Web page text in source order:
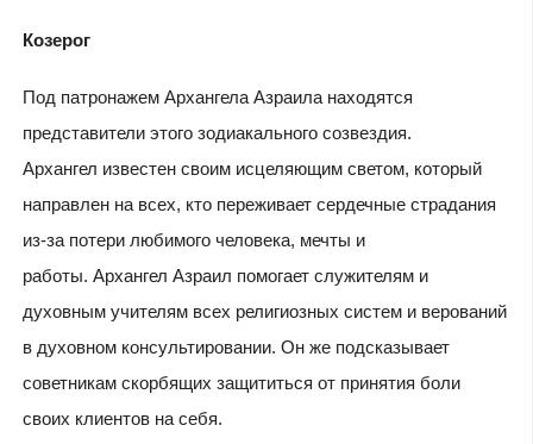
Козерог
Под патронажем Архангела Азраила находятся
представители этого зодиакального созвездия.
Архангел известен своим исцеляющим светом, который
направлен на всех, кто переживает сердечные страдания
из-за потери любимого человека, мечты и
работы. Архангел Азраил помогает служителям и
духовным учителям всех религиозных систем и верований
в духовном консультировании. Он же подсказывает
советникам скорбящих защититься от принятия боли
своих клиентов на себя.